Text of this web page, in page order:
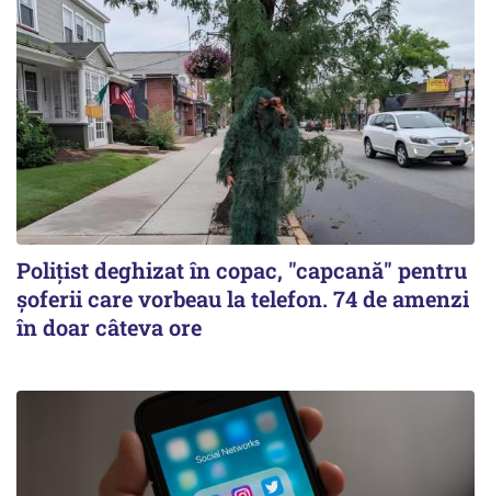
Polițist deghizat în copac, "capcană" pentru
șoferii care vorbeau la telefon. 74 de amenzi
în doar câteva ore